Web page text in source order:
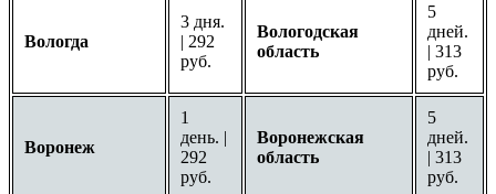
Вологда
3 дня.
| 292
руб.
Вологодская
область
5
дней.
| 313
руб.
Воронеж
1
день. |
292
руб.
Воронежская
область
5
дней.
| 313
руб.